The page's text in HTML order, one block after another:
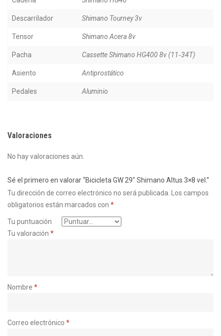
Descarrilador Shimano Tourney 3v
Tensor Shimano Acera 8v
Pacha Cassette Shimano HG400 8v (11‑34T)
Asiento Antiprostático
Pedales Aluminio
Valoraciones
No hay valoraciones aún.
Sé el primero en valorar “Bicicleta GW 29″ Shimano Altus 3×8 vel.”
Tu dirección de correo electrónico no será publicada.
Los campos
obligatorios están marcados con *
Tu puntuación
Tu valoración *
Nombre *
Correo electrónico *